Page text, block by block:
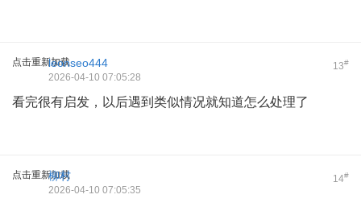
点击重新加载 13#
leonseo444
2026-04-10 07:05:28
看完很有启发，以后遇到类似情况就知道怎么处理了
点击重新加载 14#
柳村
2026-04-10 07:05:35